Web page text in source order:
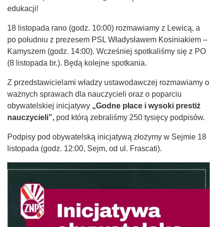
edukacji!
18 listopada rano (godz. 10:00) rozmawiamy z Lewicą, a
po południu z prezesem PSL Władysławem Kosiniakiem –
Kamyszem (godz. 14:00). Wcześniej spotkaliśmy się z PO
(8 listopada br.). Będą kolejne spotkania.
Z przedstawicielami władzy ustawodawczej rozmawiamy o
ważnych sprawach dla nauczycieli oraz o poparciu
obywatelskiej inicjatywy „Godne płace i wysoki prestiż
nauczycieli”, pod którą zebraliśmy 250 tysięcy podpisów.
Podpisy pod obywatelską inicjatywą złożymy w Sejmie 18
listopada (godz. 12:00, Sejm, od ul. Frascati).